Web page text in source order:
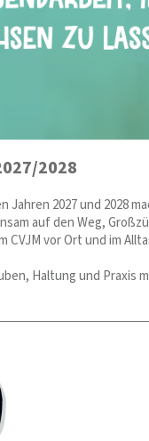
2028
2027 und 2028
auf den Weg,
vor Ort und im
Haltung und Praxis